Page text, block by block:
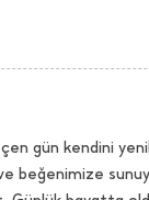
gün kendini
beğenimize